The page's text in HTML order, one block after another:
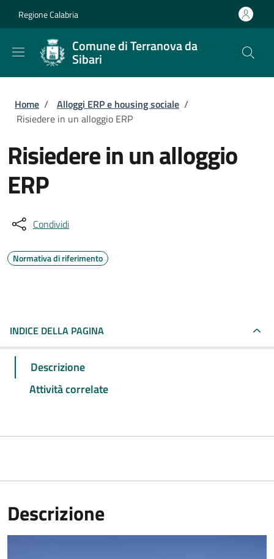
Regione Calabria
Comune di Terranova da
Sibari
Briciole di pane
Home / Alloggi ERP e housing sociale /
Risiedere in un alloggio ERP
Risiedere in un alloggio
ERP
Condividi
Normativa di riferimento
INDICE DELLA PAGINA
Descrizione
Attività correlate
Descrizione